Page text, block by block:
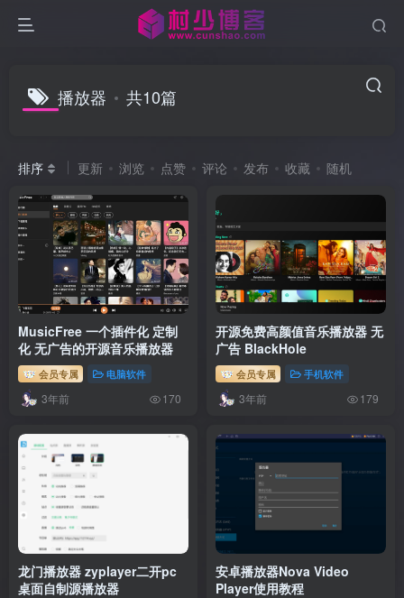
播放器 共10篇
排序 更新 浏览 点赞 评论 发布 收藏 随机
MusicFree 一个插件化 定制
化 无广告的开源音乐播放器
会员专属 电脑软件
3年前 170
开源免费高颜值音乐播放器 无
广告 BlackHole
会员专属 手机软件
3年前 179
龙门播放器 zyplayer二开pc
桌面自制源播放器
安卓播放器Nova Video
Player使用教程